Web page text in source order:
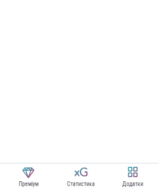
Преміум Статистика Додатки